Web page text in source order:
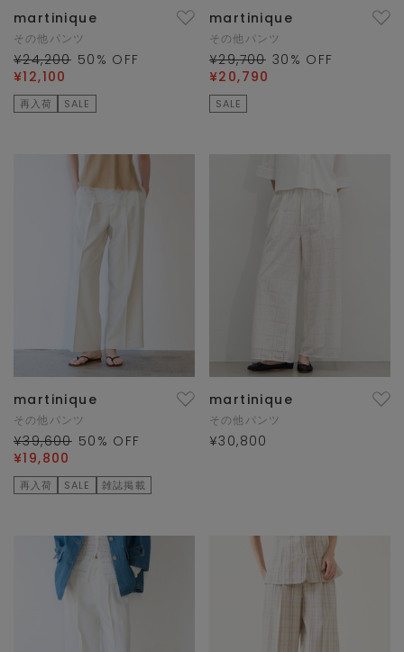
martinique
その他パンツ
¥24,200 50 % OFF
¥12,100
再入荷 SALE
martinique
その他パンツ
¥29,700 30 % OFF
¥20,790
SALE
martinique
その他パンツ
¥39,600 50 % OFF
¥19,800
再入荷 SALE 雑誌掲載
martinique
その他パンツ
¥30,800